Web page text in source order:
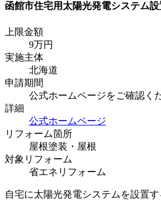
函館市住宅用太陽光発電システム
上限金額
9万円
実施主体
北海道
申請期間
公式ホームページをご確認く
詳細
公式ホームページ
リフォーム箇所
屋根塗装・屋根
対象リフォーム
省エネリフォーム
自宅に太陽光発電システムを設置